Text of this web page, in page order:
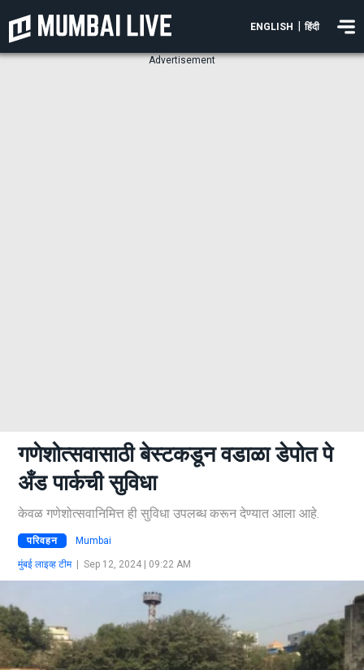
ENGLISH हिंदी
Advertisement
गणेशोत्सवासाठी बेस्टकडून वडाळा डेपोत पे
अँड पार्कची सुविधा
केवळ गणेशोत्सवानिमित्त ही सुविधा उपलब्ध करून देण्यात आला आहे.
परिवहन Mumbai
मुंबई लाइव्ह टीम| Sep 12, 2024 | 09:22 AM